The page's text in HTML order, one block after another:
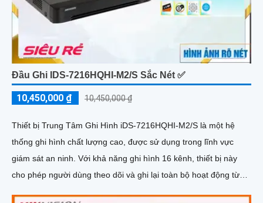
Đầu Ghi IDS-7216HQHI-M2/S Sắc Nét ✅
10,450,000 ₫ 10,450,000 ₫
Thiết bị Trung Tâm Ghi Hình iDS-7216HQHI-M2/S là một hệ
thống ghi hình chất lượng cao, được sử dụng trong lĩnh vực
giám sát an ninh. Với khả năng ghi hình 16 kênh, thiết bị này
cho phép người dùng theo dõi và ghi lại toàn bộ hoạt động từ